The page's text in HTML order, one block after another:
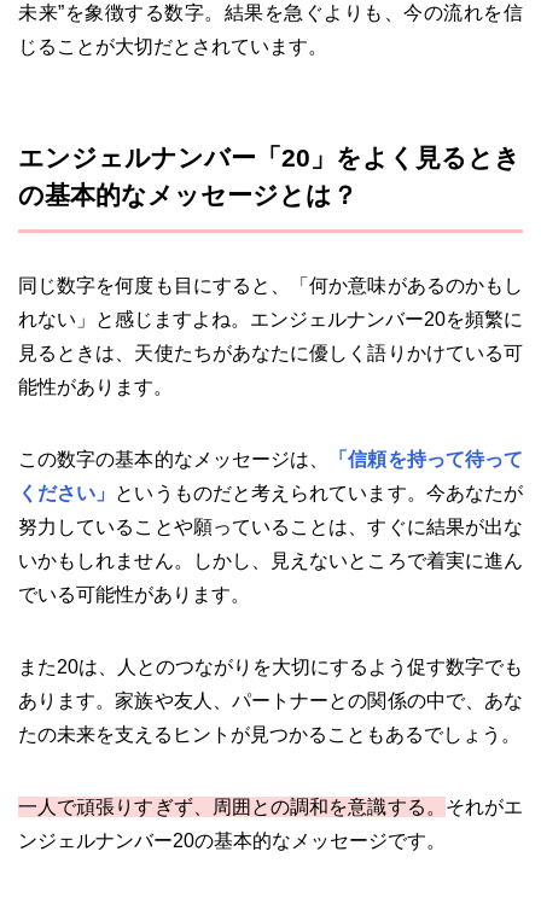
未来”を象徴する数字。結果を急ぐよりも、今の流れを信
じることが大切だとされています。
エンジェルナンバー「20」をよく見るとき
の基本的なメッセージとは？
同じ数字を何度も目にすると、「何か意味があるのかもし
れない」と感じますよね。エンジェルナンバー20を頻繁に
見るときは、天使たちがあなたに優しく語りかけている可
能性があります。
この数字の基本的なメッセージは、
「信頼を持って待って
ください」 というものだと考えられています。今あなたが
努力していることや願っていることは、すぐに結果が出な
いかもしれません。しかし、見えないところで着実に進ん
でいる可能性があります。
また20は、人とのつながりを大切にするよう促す数字でも
あります。家族や友人、パートナーとの関係の中で、あな
たの未来を支えるヒントが見つかることもあるでしょう。
一人で頑張りすぎず、周囲との調和を意識する。 それがエ
ンジェルナンバー20の基本的なメッセージです。